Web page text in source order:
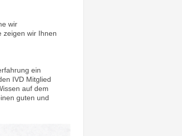
wir
zeigen wir Ihnen
ein
IVD Mitglied
auf dem
guten und